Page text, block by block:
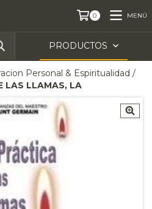
0 MENÚ
PRODUCTOS
Personal & Espiritualidad /
LAS LLAMAS, LA